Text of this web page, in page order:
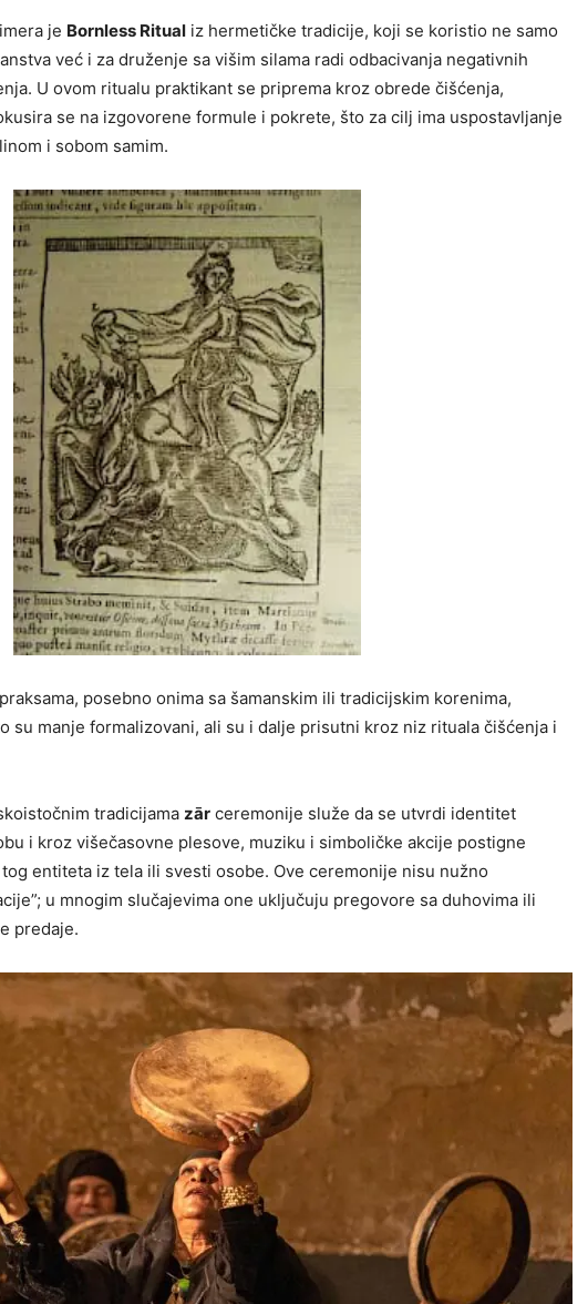
je Bornless Ritual iz hermetičke tradicije, koji se koristio ne samo
već i za druženje sa višim silama radi odbacivanja negativnih
U ovom ritualu praktikant se priprema kroz obrede čišćenja,
se na izgovorene formule i pokrete, što za cilj ima uspostavljanje
i sobom samim.
posebno onima sa šamanskim ili tradicijskim korenima,
su manje formalizovani, ali su i dalje prisutni kroz niz rituala čišćenja i
tradicijama zār ceremonije služe da se utvrdi identitet
i kroz višečasovne plesove, muziku i simboličke akcije postigne
entiteta iz tela ili svesti osobe. Ove ceremonije nisu nužno
u mnogim slučajevima one uključuju pregovore sa duhovima ili
predaje.